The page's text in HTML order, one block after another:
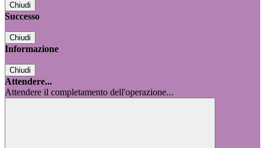
Chiudi
Successo
Chiudi
Informazione
Chiudi
Attendere...
Attendere il completamento dell'operazione...